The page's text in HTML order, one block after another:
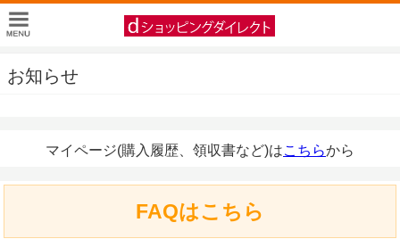
お知らせ
マイページ(購入履歴、領収書など)はこちらから
FAQはこちら